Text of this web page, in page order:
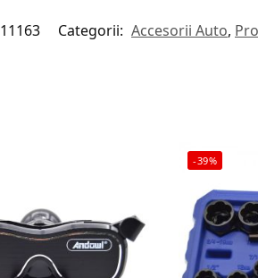
Categorii: Accesorii Auto,
-39%